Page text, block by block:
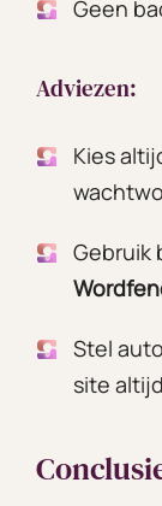
Geen
Adviezen:
Kies
Gebruik
Stel
site